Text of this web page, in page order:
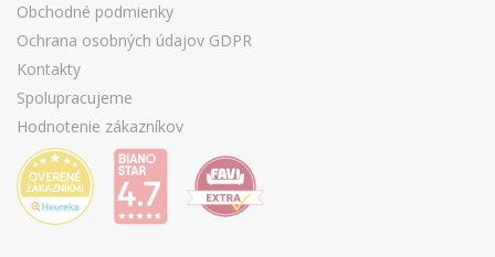
Obchodné podmienky
Ochrana osobných údajov GDPR
Kontakty
Spolupracujeme
Hodnotenie zákazníkov